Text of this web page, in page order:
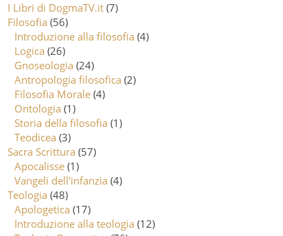
I Libri di DogmaTV.it (7)
Filosofia (56)
Introduzione alla filosofia (4)
Logica (26)
Gnoseologia (24)
Antropologia filosofica (2)
Filosofia Morale (4)
Ontologia (1)
Storia della filosofia (1)
Teodicea (3)
Sacra Scrittura (57)
Apocalisse (1)
Vangeli dell'infanzia (4)
Teologia (48)
Apologetica (17)
Introduzione alla teologia (12)